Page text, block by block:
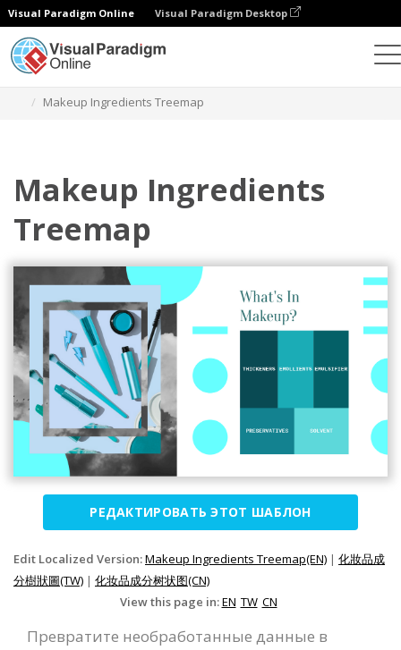
Visual Paradigm Online Visual Paradigm Desktop
Makeup Ingredients Treemap
Makeup Ingredients
Treemap
РЕДАКТИРОВАТЬ ЭТОТ ШАБЛОН
Edit Localized Version:Makeup Ingredients Treemap(EN) | 化妝品成
分樹狀圖(TW) | 化妆品成分树状图(CN)
View this page in:EN TW CN
Превратите необработанные данные в